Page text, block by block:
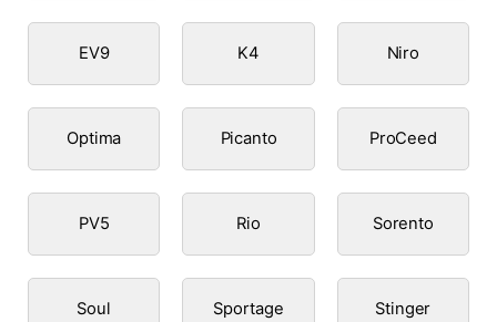
EV9 K4 Niro
Optima Picanto ProCeed
PV5 Rio Sorento
Soul Sportage Stinger